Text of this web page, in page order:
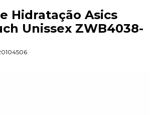
Hidratação Asics
Unissex ZWB4038-